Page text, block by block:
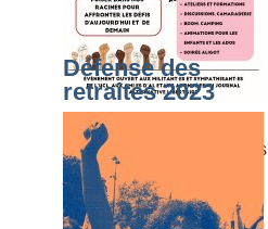
Du dimanche 02 août au
vendredi 07 août 2026, les
journées d’été de l’UCL
Défense des
retraites 2023